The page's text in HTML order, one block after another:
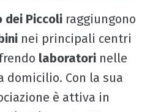
dei Piccoli raggiungono
nei principali centri
laboratori nelle
domicilio. Con la sua
è attiva in